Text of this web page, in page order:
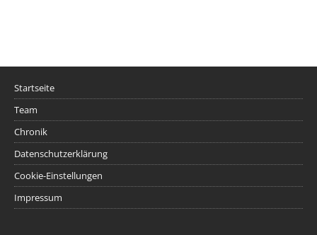
Startseite
Team
Chronik
Datenschutzerklärung
Cookie-Einstellungen
Impressum